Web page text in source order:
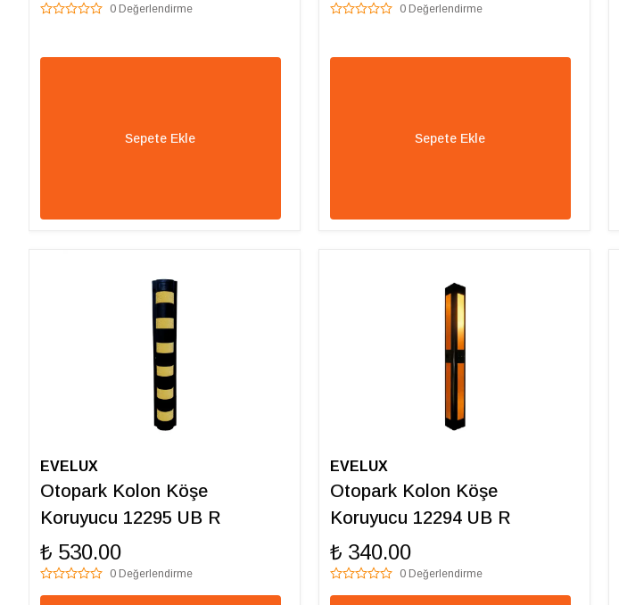
0 Değerlendirme
Sepete Ekle
0 Değerlendirme
Sepete Ekle
EVELUX
Otopark Kolon Köşe
Koruyucu 12295 UB R
₺ 530.00
0 Değerlendirme
EVELUX
Otopark Kolon Köşe
Koruyucu 12294 UB R
₺ 340.00
0 Değerlendirme